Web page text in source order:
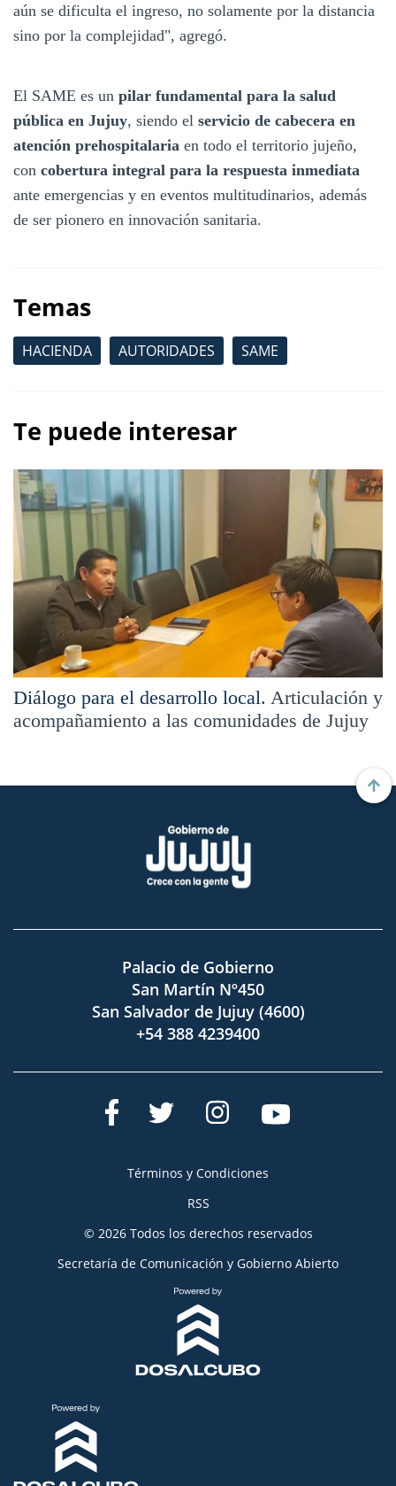
aún se dificulta el ingreso, no solamente por la distancia
sino por la complejidad", agregó.
El SAME es un pilar fundamental para la salud
pública en Jujuy, siendo el servicio de cabecera en
atención prehospitalaria en todo el territorio jujeño,
con cobertura integral para la respuesta inmediata
ante emergencias y en eventos multitudinarios, además
de ser pionero en innovación sanitaria.
Temas
HACIENDA AUTORIDADES SAME
Te puede interesar
Diálogo para el desarrollo local. Articulación y
acompañamiento a las comunidades de Jujuy
Palacio de Gobierno
San Martín Nº450
San Salvador de Jujuy (4600)
+54 388 4239400
Términos y Condiciones
RSS
© 2026 Todos los derechos reservados
Secretaría de Comunicación y Gobierno Abierto